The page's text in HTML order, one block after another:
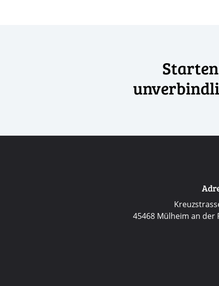
45468 Mülheim an der